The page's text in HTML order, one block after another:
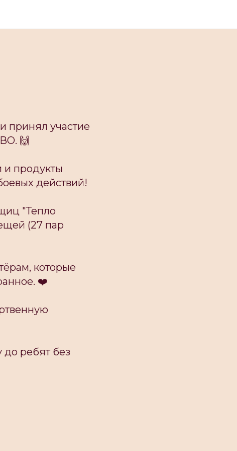
СВО в
принял участие
🙌
продукты
действий!
"Тепло
(27 пар
которые
❤️
до ребят без